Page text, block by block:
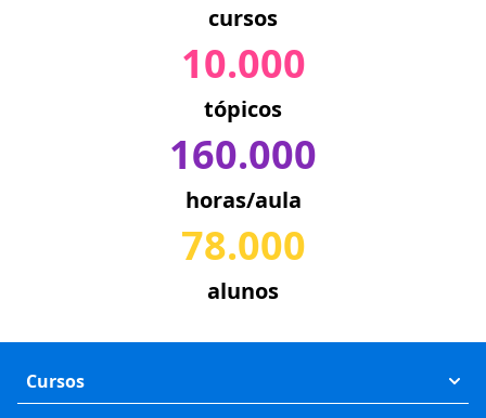
cursos
10.000
tópicos
160.000
horas/aula
78.000
alunos
Cursos